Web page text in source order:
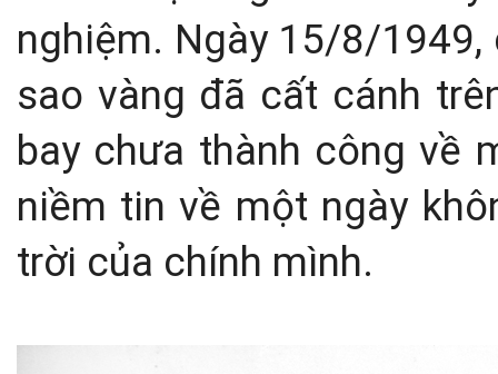
nghiệm. Ngày 15/8/
sao vàng đã cất cánh
bay chưa thành công về
niềm tin về một ngày
trời của chính mình.